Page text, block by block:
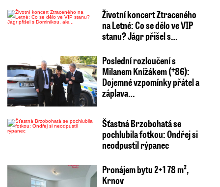
Životní koncert Ztraceného
na Letné: Co se dělo ve VIP
stanu? Jágr přišel s…
Poslední rozloučení s
Milanem Knížákem (†86):
Dojemné vzpomínky přátel a
záplava…
Šťastná Brzobohatá se
pochlubila fotkou: Ondřej si
neodpustil rýpanec
Pronájem bytu 2+1 78 m²,
Krnov